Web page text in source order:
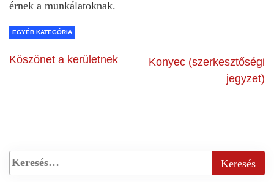
érnek a munkálatoknak.
EGYÉB KATEGÓRIA
Köszönet a kerületnek
Konyec (szerkesztőségi
jegyzet)